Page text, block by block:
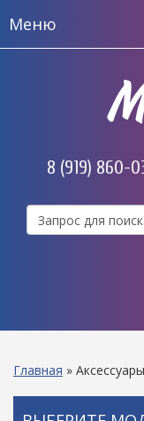
Меню
8 (919) 860-
Главная »